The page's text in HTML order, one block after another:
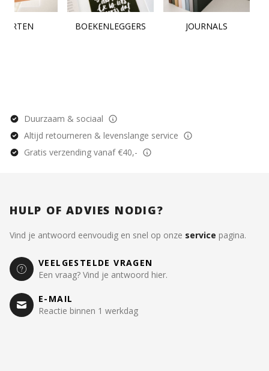
BOEKENLEGGERS JOURNALS
Duurzaam & sociaal
Altijd retourneren & levenslange service
Gratis verzending vanaf €40,-
HULP OF ADVIES NODIG?
Vind je antwoord eenvoudig en snel op onze service pagina.
VEELGESTELDE VRAGEN
Een vraag? Vind je antwoord hier.
E-MAIL
Reactie binnen 1 werkdag